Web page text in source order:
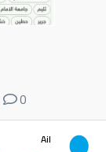
0
Ail